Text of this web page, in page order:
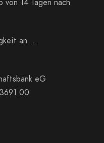
von 14 Tagen nach
an …
eG
00